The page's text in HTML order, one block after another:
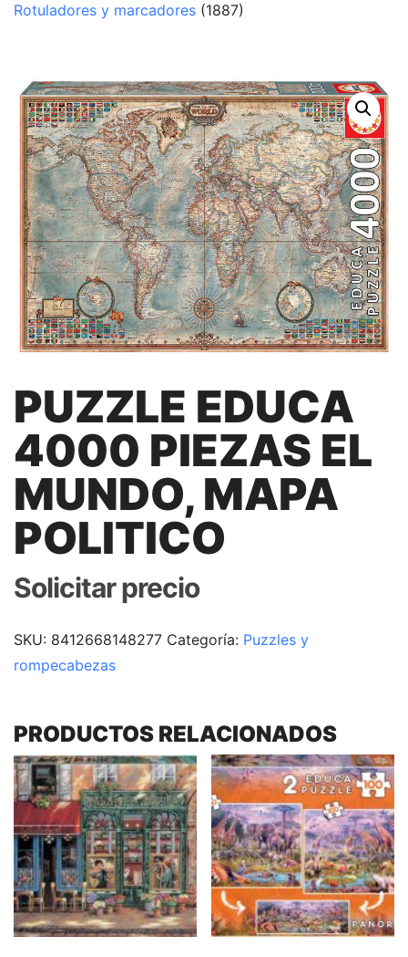
Rotuladores y marcadores (1887)
PUZZLE EDUCA
4000 PIEZAS EL
MUNDO, MAPA
POLITICO
Solicitar precio
SKU: 8412668148277 Categoría: Puzzles y
rompecabezas
PRODUCTOS RELACIONADOS